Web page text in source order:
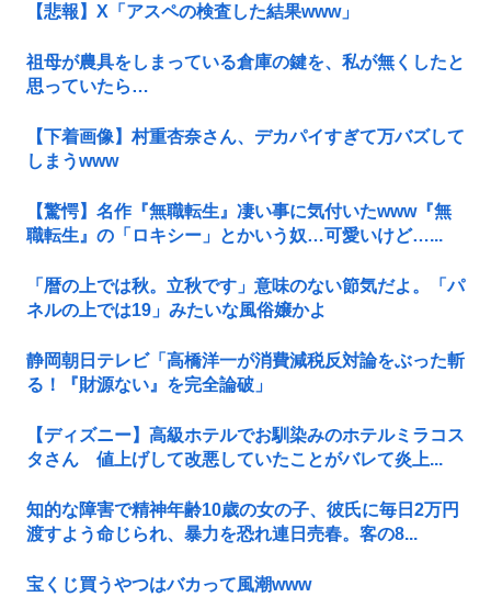
【悲報】X「アスペの検査した結果www」
祖母が農具をしまっている倉庫の鍵を、私が無くしたと
思っていたら…
【下着画像】村重杏奈さん、デカパイすぎて万バズして
しまうwww
【驚愕】名作『無職転生』凄い事に気付いたwww『無
職転生』の「ロキシー」とかいう奴…可愛いけど…...
「暦の上では秋。立秋です」意味のない節気だよ。「パ
ネルの上では19」みたいな風俗嬢かよ
静岡朝日テレビ「高橋洋一が消費減税反対論をぶった斬
る！『財源ない』を完全論破」
【ディズニー】高級ホテルでお馴染みのホテルミラコス
タさん 値上げして改悪していたことがバレて炎上...
知的な障害で精神年齢10歳の女の子、彼氏に毎日2万円
渡すよう命じられ、暴力を恐れ連日売春。客の8...
宝くじ買うやつはバカって風潮www